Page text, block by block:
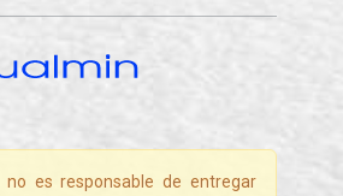
no es responsable de entregar